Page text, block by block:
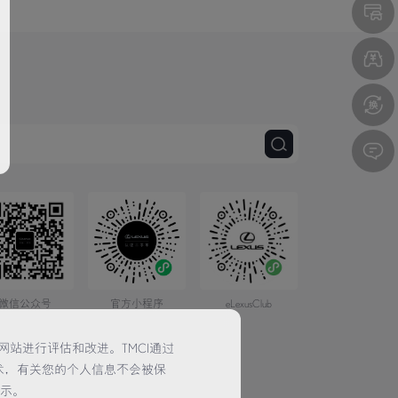
站进行评估和改进。TMCI通过
有关您的个人信息不会被保
。
信公众号 官方小程序 eLexusClub